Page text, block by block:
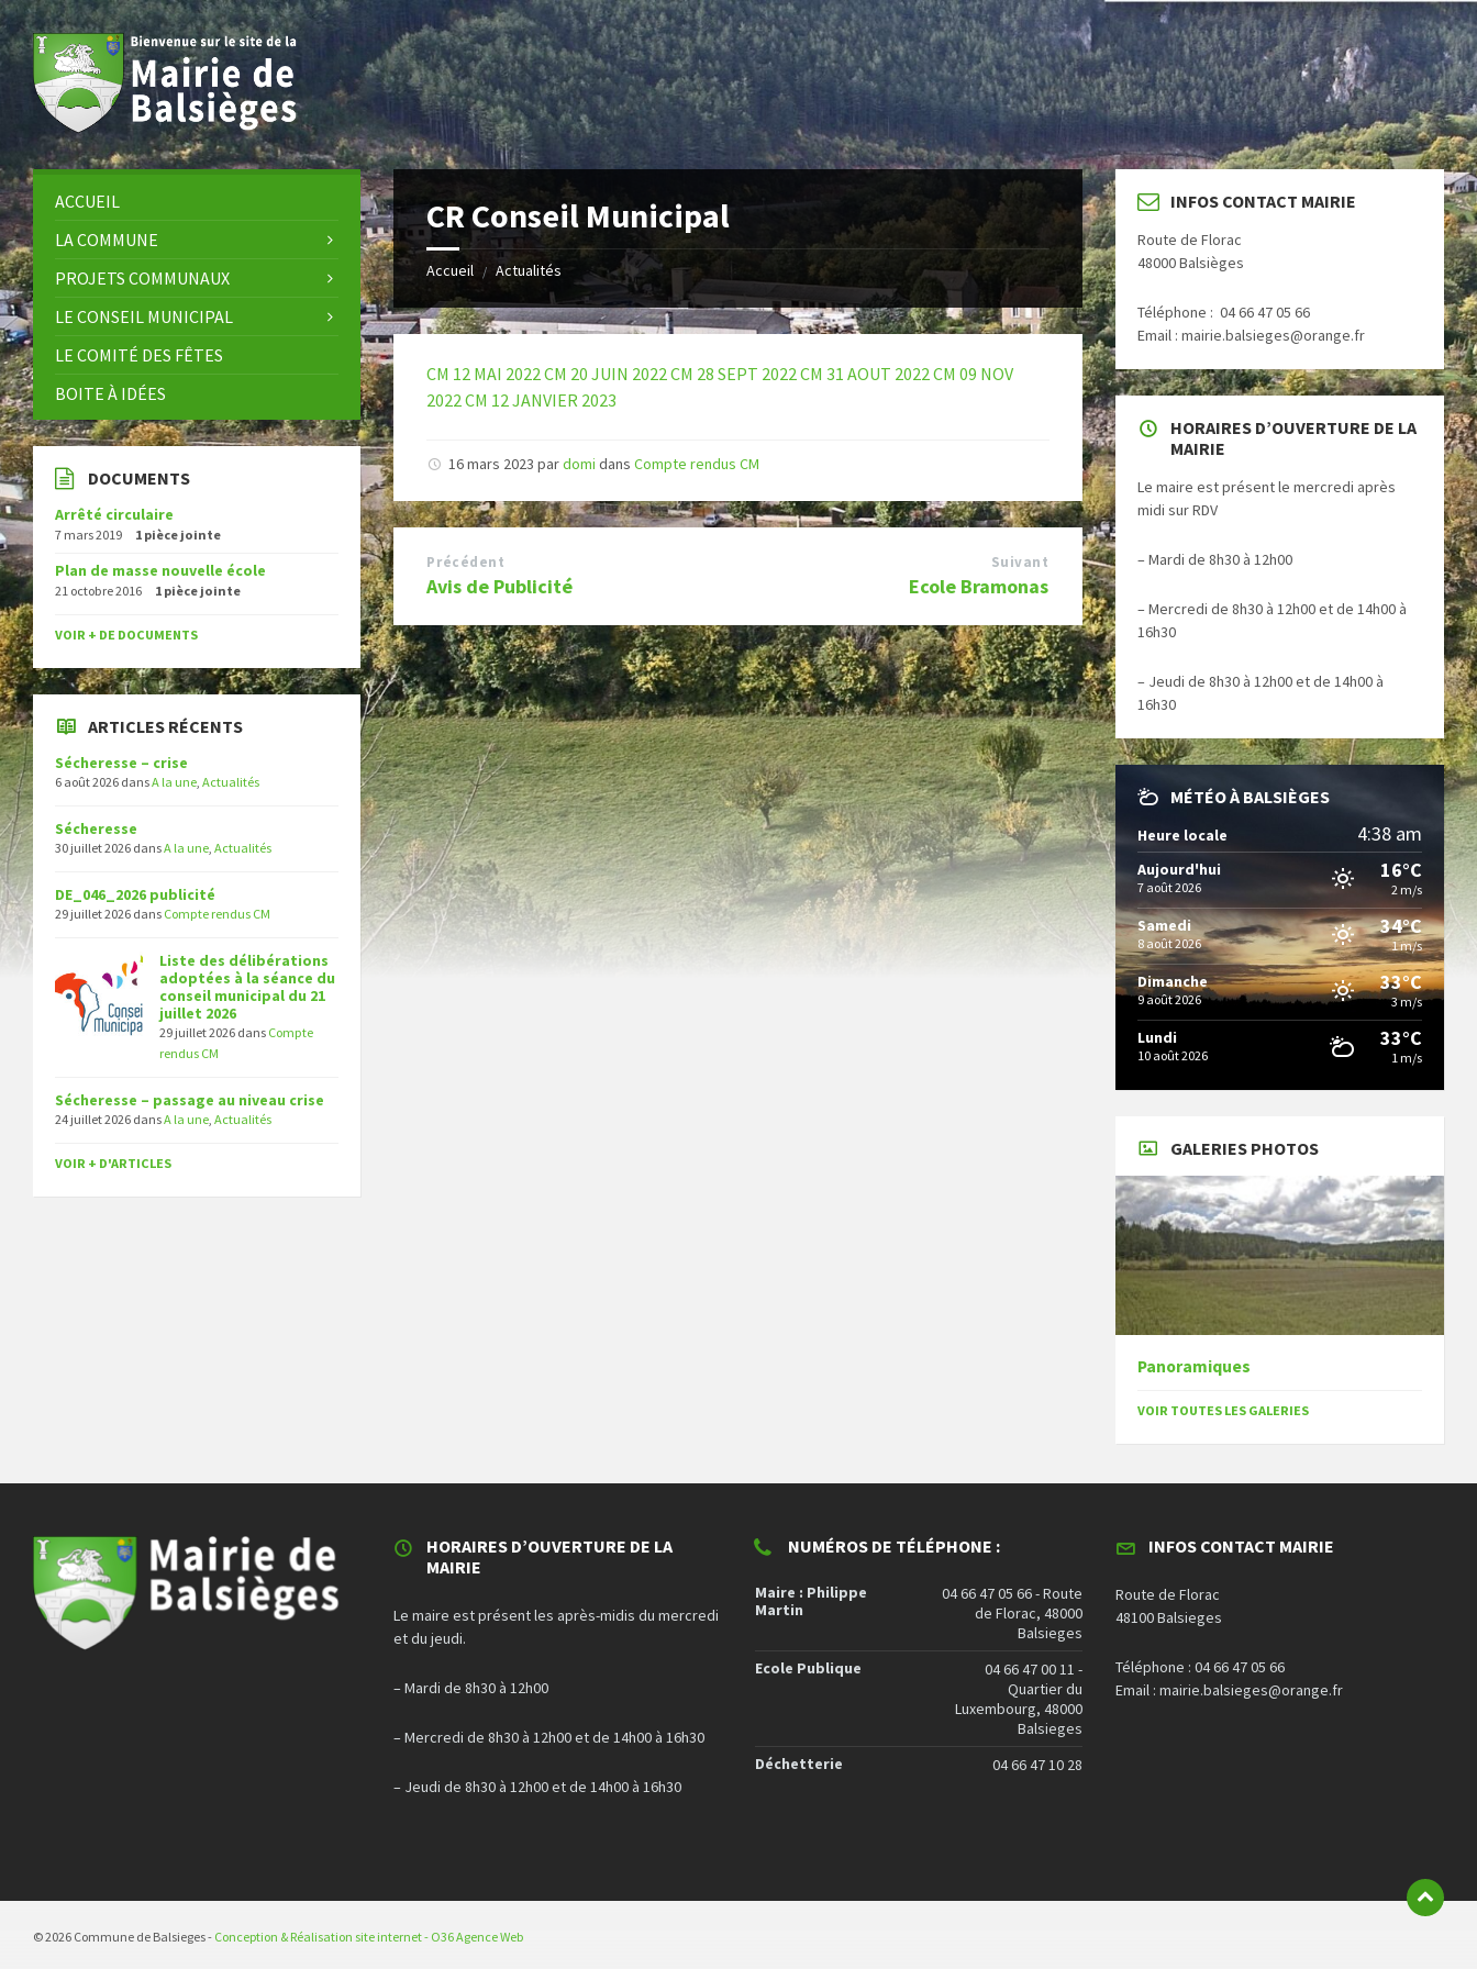
Skip
to
content
Skip
to
left
sidebar
Skip
to
right
sidebar
Skip
to
footer
CR Conseil Municipal
Accueil / Actualités
CM 12 MAI 2022 CM 20 JUIN 2022 CM 28 SEPT 2022 CM 31 AOUT 2022 CM 09 NOV
2022 CM 12 JANVIER 2023
16 mars 2023pardomi dansCompte rendus CM
Précédent
Avis de Publicité
Suivant
Ecole Bramonas
ACCUEIL
LA COMMUNE
PROJETS COMMUNAUX
LE CONSEIL MUNICIPAL
LE COMITÉ DES FÊTES
BOITE À IDÉES
DOCUMENTS
Arrêté circulaire
7 mars 2019 1 pièce jointe
Plan de masse nouvelle école
21 octobre 2016 1 pièce jointe
VOIR + DE DOCUMENTS
ARTICLES RÉCENTS
Sécheresse – crise
6 août 2026 dansA la une Actualités
Sécheresse
30 juillet 2026 dansA la une Actualités
DE_046_2026 publicité
29 juillet 2026 dans Compte rendus CM
Liste des délibérations
adoptées à la séance du
conseil municipal du 21
juillet 2026
29 juillet 2026 dans Compte
rendus CM
Sécheresse – passage au niveau crise
24 juillet 2026 dansA la une Actualités
VOIR + D'ARTICLES
INFOS CONTACT MAIRIE
Route de Florac
48000 Balsièges
Téléphone : 04 66 47 05 66
Email : mairie.balsieges@orange.fr
HORAIRES D’OUVERTURE DE LA
MAIRIE
Le maire est présent le mercredi après
midi sur RDV
– Mardi de 8h30 à 12h00
– Mercredi de 8h30 à 12h00 et de 14h00 à
16h30
– Jeudi de 8h30 à 12h00 et de 14h00 à
16h30
MÉTÉO À BALSIÈGES
Heure locale 4:38 am
Aujourd'hui
7 août 2026
16°C
2 m/s
Samedi
8 août 2026
34°C
1 m/s
Dimanche
9 août 2026
33°C
3 m/s
Lundi
10 août 2026
33°C
1 m/s
GALERIES PHOTOS
Panoramiques
VOIR TOUTES LES GALERIES
HORAIRES D’OUVERTURE DE LA
MAIRIE
Le maire est présent les après-midis du mercredi
et du jeudi.
– Mardi de 8h30 à 12h00
– Mercredi de 8h30 à 12h00 et de 14h00 à 16h30
– Jeudi de 8h30 à 12h00 et de 14h00 à 16h30
NUMÉROS DE TÉLÉPHONE :
Maire : Philippe
Martin
04 66 47 05 66 - Route
de Florac, 48000
Balsieges
Ecole Publique
04 66 47 00 11 -
Quartier du
Luxembourg, 48000
Balsieges
Déchetterie
04 66 47 10 28
INFOS CONTACT MAIRIE
Route de Florac
48100 Balsieges
Téléphone : 04 66 47 05 66
Email : mairie.balsieges@orange.fr
© 2026 Commune de Balsieges - Conception & Réalisation site internet - O36 Agence Web